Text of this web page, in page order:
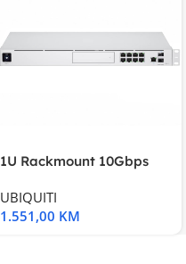
1U Rackmount 10Gbps
UBIQUITI
1.551,00 KM